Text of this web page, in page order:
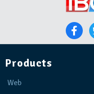
Products
Web